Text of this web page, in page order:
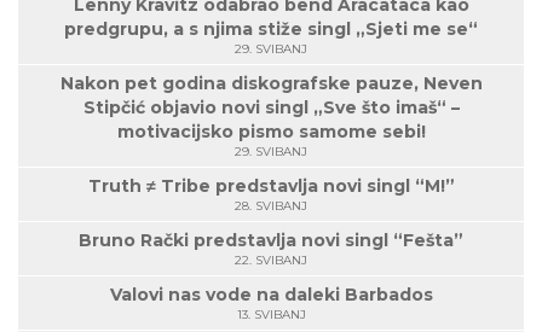
Lenny Kravitz odabrao bend Aracataca kao
predgrupu, a s njima stiže singl „Sjeti me se“
29. SVIBANJ
Nakon pet godina diskografske pauze, Neven
Stipčić objavio novi singl „Sve što imaš“ –
motivacijsko pismo samome sebi!
29. SVIBANJ
Truth ≠ Tribe predstavlja novi singl “M!”
28. SVIBANJ
Bruno Rački predstavlja novi singl “Fešta”
22. SVIBANJ
Valovi nas vode na daleki Barbados
13. SVIBANJ